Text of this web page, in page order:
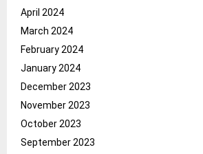
April 2024
March 2024
February 2024
January 2024
December 2023
November 2023
October 2023
September 2023